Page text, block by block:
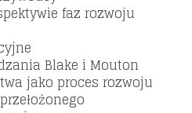
faz rozwoju
Blake i Mouton
jako proces rozwoju